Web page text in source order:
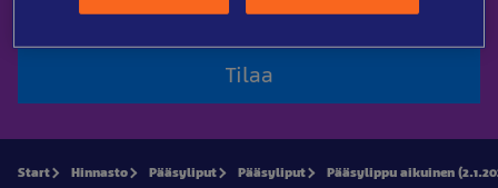
Tilaa
Start Hinnasto Pääsyliput Pääsyliput Pääsylippu aikuinen